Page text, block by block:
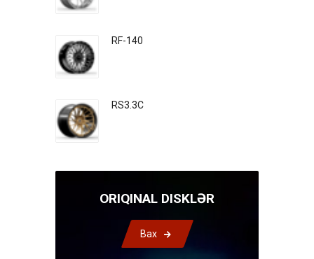
RF-140
RS3.3C
ORIQINAL DISKLƏR
Bax